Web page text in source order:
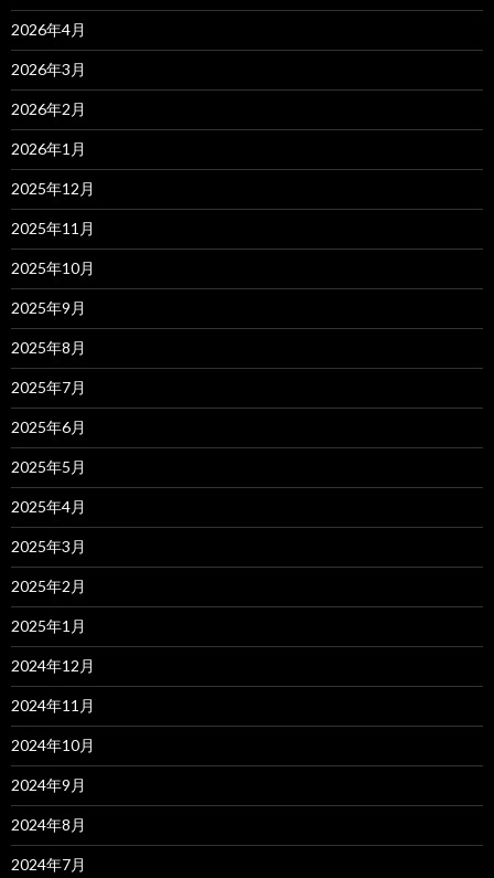
2026年4月
2026年3月
2026年2月
2026年1月
2025年12月
2025年11月
2025年10月
2025年9月
2025年8月
2025年7月
2025年6月
2025年5月
2025年4月
2025年3月
2025年2月
2025年1月
2024年12月
2024年11月
2024年10月
2024年9月
2024年8月
2024年7月